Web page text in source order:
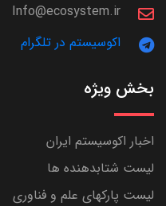
Info@ecosystem.ir
اکوسیستم در تلگرام
بخش ویژه
اخبار اکوسیستم ایران
لیست شتابدهنده ها
لیست پارکهای علم و فناوری